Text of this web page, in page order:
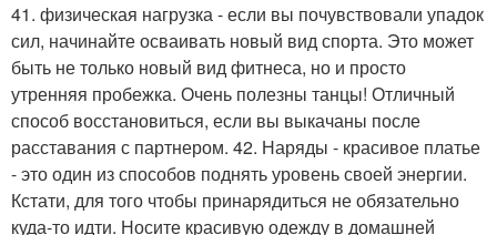
41. физическая нагрузка - если вы почувствовали упадок
сил, начинайте осваивать новый вид спорта. Это может
быть не только новый вид фитнеса, но и просто
утренняя пробежка. Очень полезны танцы! Отличный
способ восстановиться, если вы выкачаны после
расставания с партнером. 42. Наряды - красивое платье
- это один из способов поднять уровень своей энергии.
Кстати, для того чтобы принарядиться не обязательно
куда-то идти. Носите красивую одежду в домашней